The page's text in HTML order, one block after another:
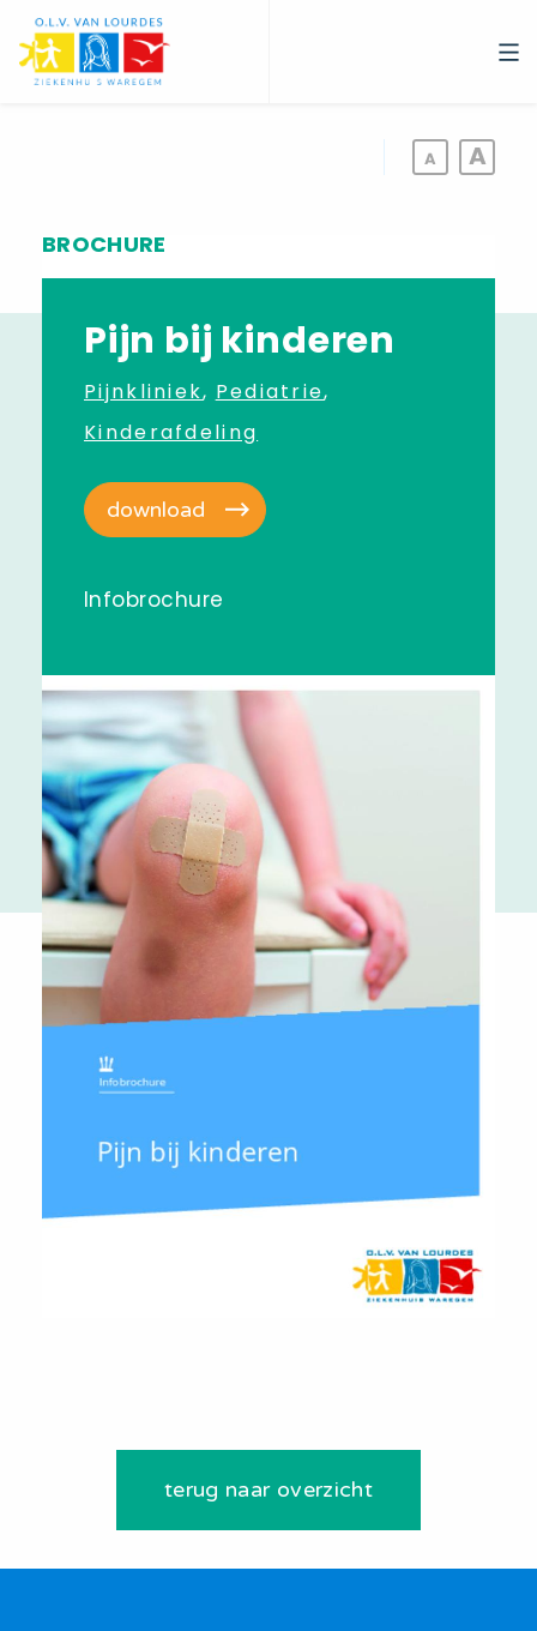
Overslaan
en
naar
BROCHURE
Pijn bij kinderen
Pijnkliniek Pediatrie
Kinderafdeling
download
Infobrochure
terug naar overzicht